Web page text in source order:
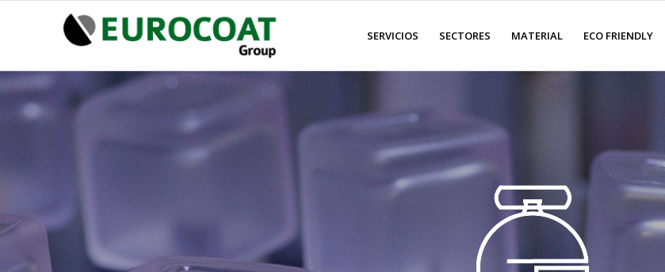
SERVICIOS SECTORES MATERIAL ECO FRIENDLY